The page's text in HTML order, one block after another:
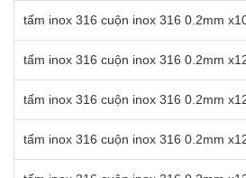
tấm inox 316 cuộn inox 316 0.2mm
tấm inox 316 cuộn inox 316 0.2mm
tấm inox 316 cuộn inox 316 0.2mm
tấm inox 316 cuộn inox 316 0.2mm